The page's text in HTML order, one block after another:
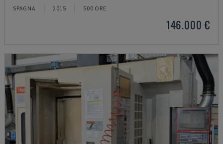
SPAGNA 2015 500 ORE
146.000 €